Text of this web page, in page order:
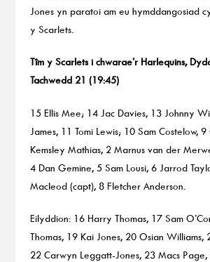
Jones yn paratoi am eu hymddangosiad
y Scarlets.
Tîm y Scarlets i chwarae’r Harlequins,
Tachwedd 21 (19:45)
15 Ellis Mee; 14 Jac Davies, 13 Johnny
James, 11 Tomi Lewis; 10 Sam Costelow,
Kemsley Mathias, 2 Marnus van der
4 Dan Gemine, 5 Sam Lousi, 6 Jarrod
Macleod (capt), 8 Fletcher Anderson.
Eilyddion: 16 Harry Thomas, 17 Sam
Thomas, 19 Kai Jones, 20 Osian Williams,
22 Carwyn Leggatt-Jones, 23 Macs